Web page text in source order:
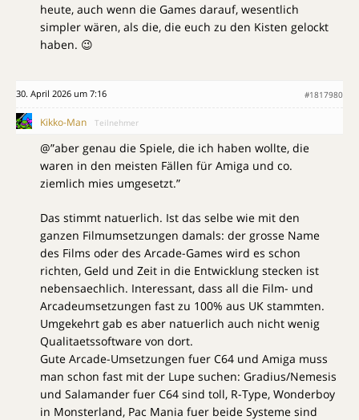
heute, auch wenn die Games darauf, wesentlich
simpler wären, als die, die euch zu den Kisten gelockt
haben. 😉
30. April 2026 um 7:16 #1817980
Kikko-Man Teilnehmer
@”aber genau die Spiele, die ich haben wollte, die
waren in den meisten Fällen für Amiga und co.
ziemlich mies umgesetzt.”
Das stimmt natuerlich. Ist das selbe wie mit den
ganzen Filmumsetzungen damals: der grosse Name
des Films oder des Arcade-Games wird es schon
richten, Geld und Zeit in die Entwicklung stecken ist
nebensaechlich. Interessant, dass all die Film- und
Arcadeumsetzungen fast zu 100% aus UK stammten.
Umgekehrt gab es aber natuerlich auch nicht wenig
Qualitaetssoftware von dort.
Gute Arcade-Umsetzungen fuer C64 und Amiga muss
man schon fast mit der Lupe suchen: Gradius/Nemesis
und Salamander fuer C64 sind toll, R-Type, Wonderboy
in Monsterland, Pac Mania fuer beide Systeme sind